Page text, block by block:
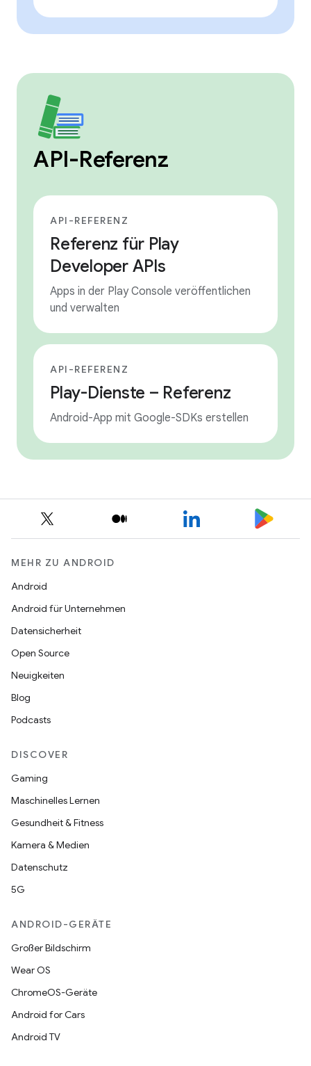
API-Referenz
API-REFERENZ
Referenz für Play
Developer APIs
Apps in der Play Console veröffentlichen
und verwalten
API-REFERENZ
Play-Dienste – Referenz
Android-App mit Google-SDKs erstellen
MEHR ZU ANDROID
Android
Android für Unternehmen
Datensicherheit
Open Source
Neuigkeiten
Blog
Podcasts
DISCOVER
Gaming
Maschinelles Lernen
Gesundheit & Fitness
Kamera & Medien
Datenschutz
5G
ANDROID-GERÄTE
Großer Bildschirm
Wear OS
ChromeOS-Geräte
Android for Cars
Android TV